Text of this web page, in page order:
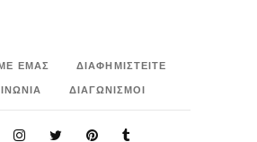
ΕΜΑΣ
ΔΙΑΦΗΜΙΣΤΕΙΤΕ
ΔΙΑΓΩΝΙΣΜΟΙ